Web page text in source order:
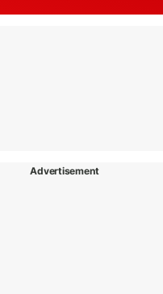
Advertisement